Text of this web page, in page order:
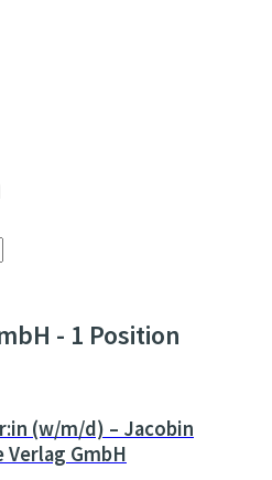
- 1 Position
(w/m/d) – Jacobin
Verlag GmbH